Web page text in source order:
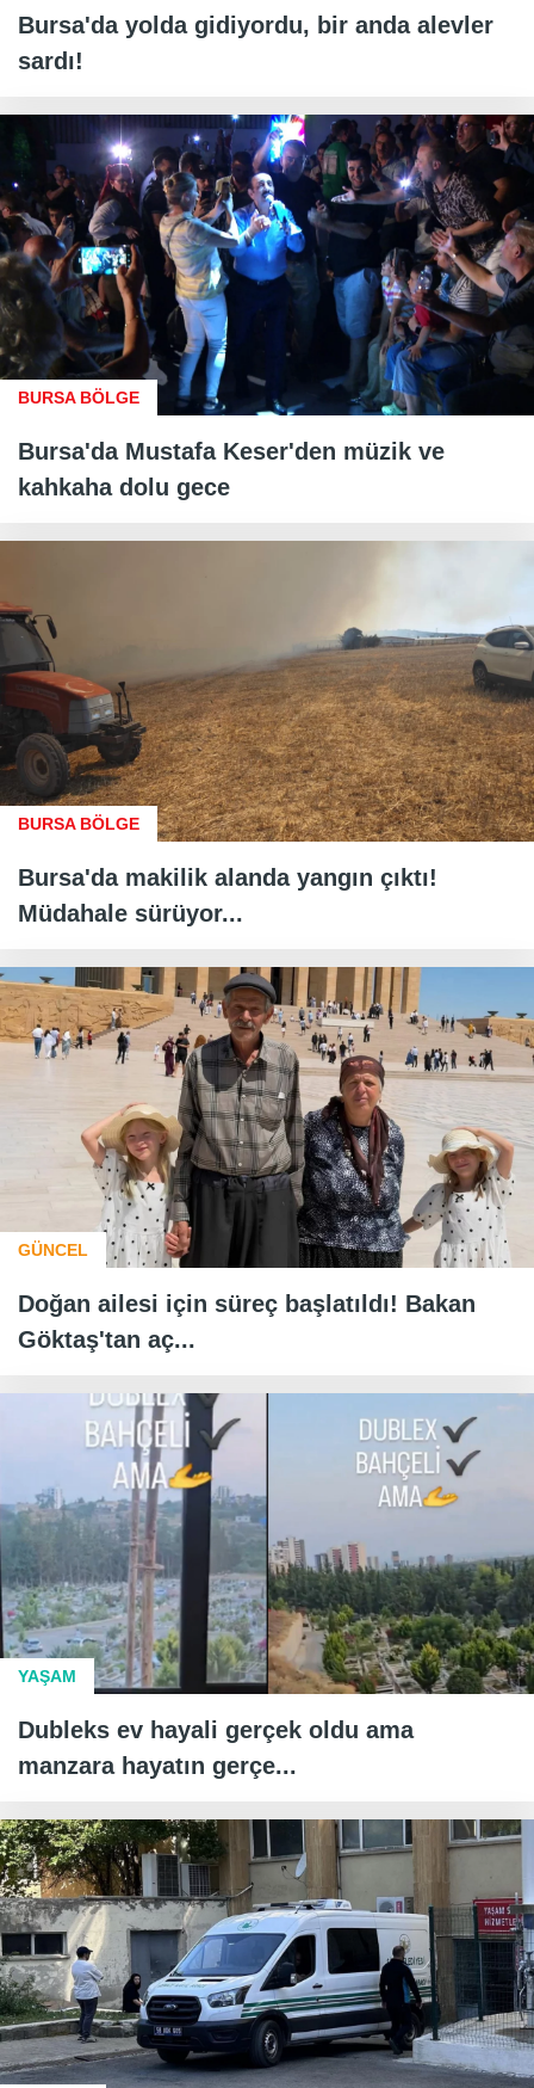
Bursa'da yolda gidiyordu, bir anda alevler
sardı!
BURSA BÖLGE
Bursa'da Mustafa Keser'den müzik ve
kahkaha dolu gece
BURSA BÖLGE
Bursa'da makilik alanda yangın çıktı!
Müdahale sürüyor...
GÜNCEL
Doğan ailesi için süreç başlatıldı! Bakan
Göktaş'tan aç...
YAŞAM
Dubleks ev hayali gerçek oldu ama
manzara hayatın gerçe...